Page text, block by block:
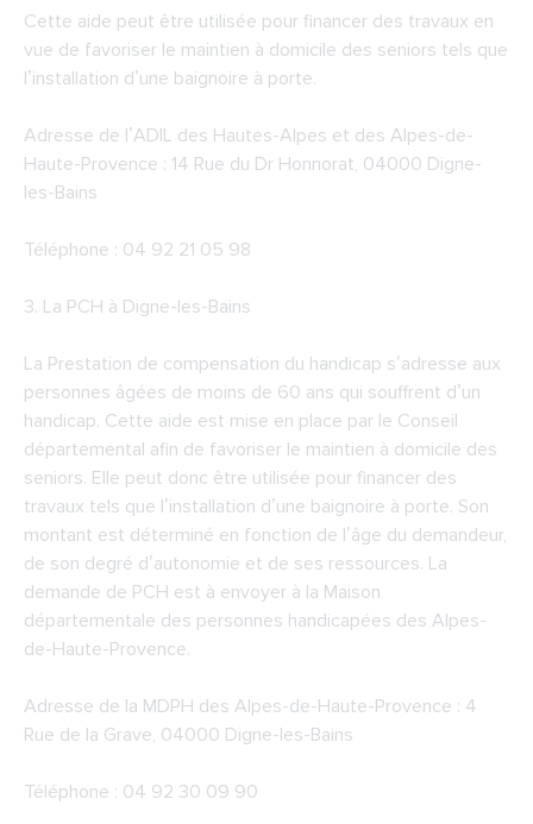
Cette aide peut être utilisée pour financer des travaux en
vue de favoriser le maintien à domicile des seniors tels que
l’installation d’une baignoire à porte.
Adresse de l’ADIL des Hautes-Alpes et des Alpes-de-
Haute-Provence : 14 Rue du Dr Honnorat, 04000 Digne-
les-Bains
Téléphone : 04 92 21 05 98
3. La PCH à Digne-les-Bains
La Prestation de compensation du handicap s’adresse aux
personnes âgées de moins de 60 ans qui souffrent d’un
handicap. Cette aide est mise en place par le Conseil
départemental afin de favoriser le maintien à domicile des
seniors. Elle peut donc être utilisée pour financer des
travaux tels que l’installation d’une baignoire à porte. Son
montant est déterminé en fonction de l’âge du demandeur,
de son degré d’autonomie et de ses ressources. La
demande de PCH est à envoyer à la Maison
départementale des personnes handicapées des Alpes-
de-Haute-Provence.
Adresse de la MDPH des Alpes-de-Haute-Provence : 4
Rue de la Grave, 04000 Digne-les-Bains
Téléphone : 04 92 30 09 90